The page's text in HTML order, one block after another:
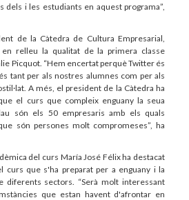
dels i les estudiants en aquest programa”,
de la Càtedra de Cultura Empresarial,
relleu la qualitat de la primera classe
Picquot. “Hem encertat perquè Twitter és
tant per als nostres alumnes com per als
A més, el president de la Càtedra ha
el curs que compleix enguany la seua
són els 50 empresaris amb els quals
són persones molt compromeses”, ha
del curs María José Félix ha destacat
curs que s'ha preparat per a enguany i la
diferents sectors. “Serà molt interessant
que estan havent d'afrontar en